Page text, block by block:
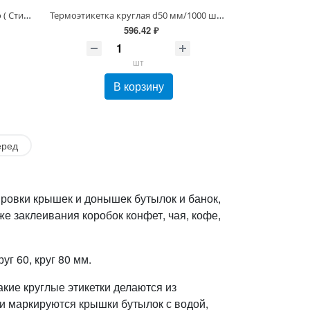
Бирка круглая d75 мм/450 шт. Эко ( Стикер/Этикетка липкая круг 75мм)
Термоэтикетка круглая d50 мм/1000 шт. Эко ( Бирка липкая круг 50мм)
596.42 ₽
шт
В корзину
крышек и донышек бутылок и банок,
заклеивания коробок конфет, чая, кофе,
60, круг 80 мм.
круглые этикетки делаются из
крышки бутылок с водой,